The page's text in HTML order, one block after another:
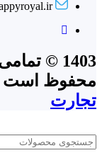
1403 ©
محفوظ است |
تجارت